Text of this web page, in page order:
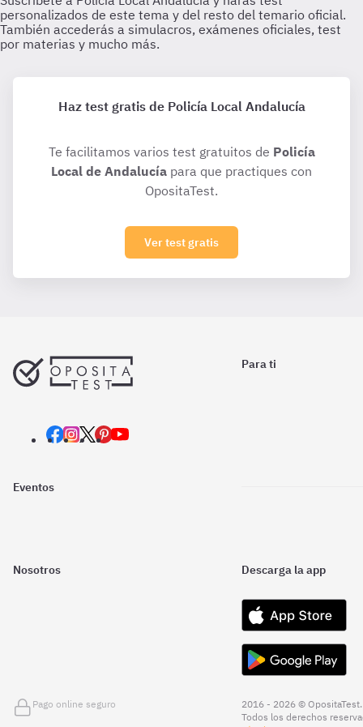
Haz test gratis de Policía Local Andalucía
Te facilitamos varios test gratuitos de Policía
Local de Andalucía para que practiques con
OpositaTest.
Ver test gratis
Para ti
Eventos
Nosotros Descarga la app
Pago online seguro
2016 - 2026 © OpositaTest.
Todos los derechos